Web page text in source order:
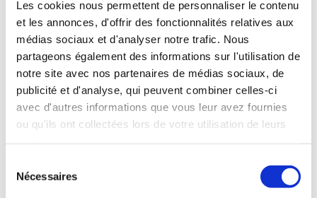
Les cookies nous permettent de personnaliser le contenu
et les annonces, d'offrir des fonctionnalités relatives aux
médias sociaux et d'analyser notre trafic. Nous
partageons également des informations sur l'utilisation de
notre site avec nos partenaires de médias sociaux, de
publicité et d'analyse, qui peuvent combiner celles-ci
avec d'autres informations que vous leur avez fournies
ou qu'ils ont collectées lors de votre utilisation de leurs
Nécessaires
unis, en Afrique du Sud et en Espagne, elle
s’installe au poste de maître de chai et signe son
premier millésime, celui-ci est marqué par
l’élaboration d’une nouveauté: la cuvée «
Charlotte », un rosé d’exception élevé en fût de
chêne pendant 9 mois.